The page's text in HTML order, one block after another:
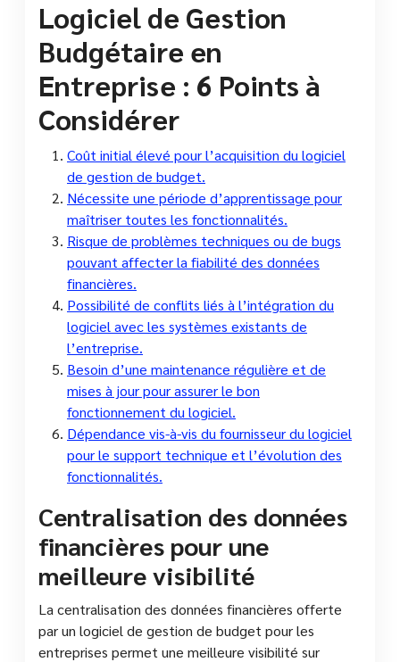
Logiciel de Gestion
Budgétaire en
Entreprise : 6 Points à
Considérer
Coût initial élevé pour l’acquisition du logiciel
de gestion de budget.
Nécessite une période d’apprentissage pour
maîtriser toutes les fonctionnalités.
Risque de problèmes techniques ou de bugs
pouvant affecter la fiabilité des données
financières.
Possibilité de conflits liés à l’intégration du
logiciel avec les systèmes existants de
l’entreprise.
Besoin d’une maintenance régulière et de
mises à jour pour assurer le bon
fonctionnement du logiciel.
Dépendance vis-à-vis du fournisseur du logiciel
pour le support technique et l’évolution des
fonctionnalités.
Centralisation des données
financières pour une
meilleure visibilité
La centralisation des données financières offerte
par un logiciel de gestion de budget pour les
entreprises permet une meilleure visibilité sur